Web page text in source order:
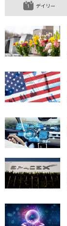
デイリー